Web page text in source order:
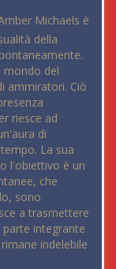
Michaels è
della
mondo del
ammiratori. Ciò
riesce ad
di
La sua
l'obiettivo è un
che
sono
a trasmettere
integrante
indelebile